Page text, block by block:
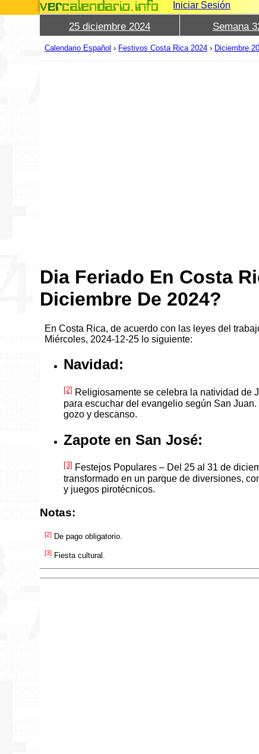
Iniciar Sesión
25 diciembre 2024 Semana
Calendario Español › Festivos Costa Rica 2024 › Diciembre
Dia Feriado En Costa
Diciembre De 2024?
En Costa Rica, de acuerdo con las leyes del
Miércoles, 2024-12-25 lo siguiente:
Navidad:
[2]Religiosamente se celebra la natividad de
para escuchar del evangelio según San
gozo y descanso.
Zapote en San José:
[3]Festejos Populares – Del 25 al 31 de
transformado en un parque de diversiones,
y juegos pirotécnicos.
Notas:
[2] De pago obligatorio.
[3] Fiesta cultural.